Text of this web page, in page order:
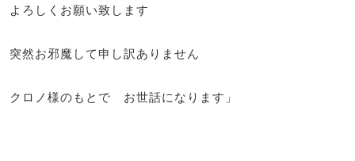
よろしくお願い致します
突然お邪魔して申し訳ありません
クロノ様のもとで お世話になります」